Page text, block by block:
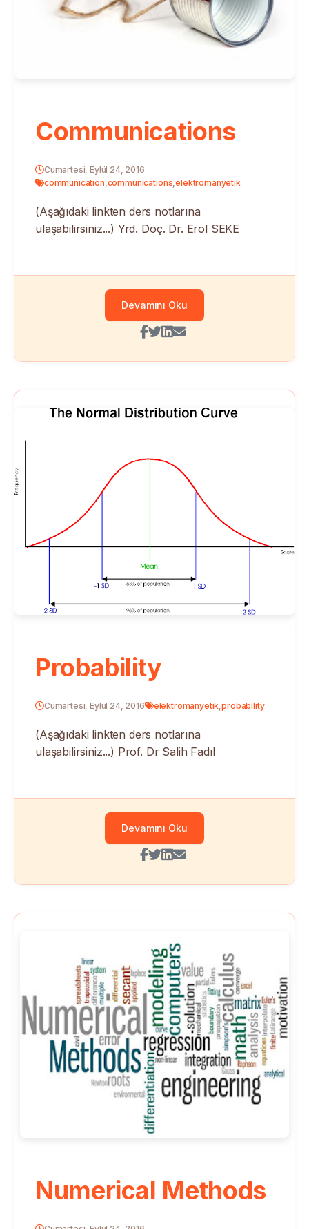
Communications
Cumartesi, Eylül 24, 2016
communication,communications,elektromanyetik
(Aşağıdaki linkten ders notlarına
ulaşabilirsiniz...) Yrd. Doç. Dr. Erol SEKE
Devamını Oku
Probability
Cumartesi, Eylül 24, 2016 elektromanyetik,probability
(Aşağıdaki linkten ders notlarına
ulaşabilirsiniz...) Prof. Dr Salih Fadıl
Devamını Oku
Numerical Methods